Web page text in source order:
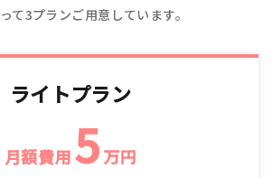
て3プランご用意しています。
ライトプラン
月額費用5万円